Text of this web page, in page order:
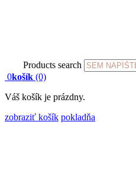
Products search
0košík (0)
Váš košík je prázdny.
zobraziť košík pokladňa